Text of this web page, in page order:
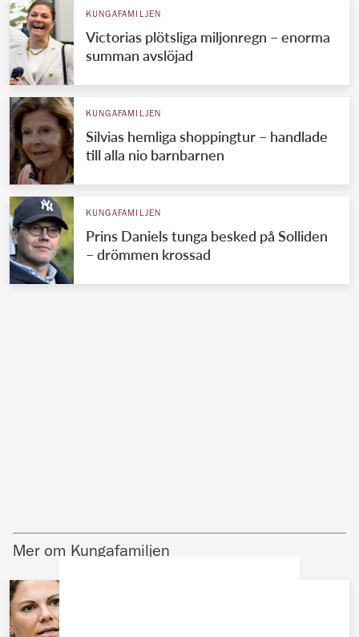
KUNGAFAMILJEN
Victorias plötsliga miljonregn – enorma
summan avslöjad
KUNGAFAMILJEN
Silvias hemliga shoppingtur – handlade
till alla nio barnbarnen
KUNGAFAMILJEN
Prins Daniels tunga besked på Solliden
– drömmen krossad
Mer om Kungafamiljen